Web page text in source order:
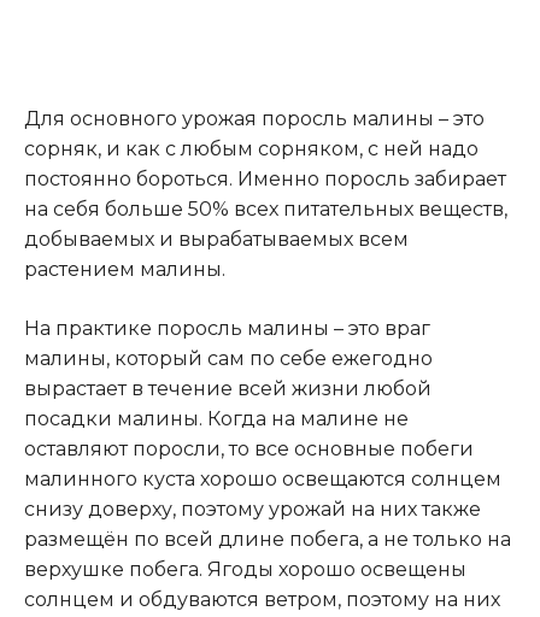
Для основного урожая поросль малины – это
сорняк, и как с любым сорняком, с ней надо
постоянно бороться. Именно поросль забирает
на себя больше 50% всех питательных веществ,
добываемых и вырабатываемых всем
растением малины.
На практике поросль малины – это враг
малины, который сам по себе ежегодно
вырастает в течение всей жизни любой
посадки малины. Когда на малине не
оставляют поросли, то все основные побеги
малинного куста хорошо освещаются солнцем
снизу доверху, поэтому урожай на них также
размещён по всей длине побега, а не только на
верхушке побега. Ягоды хорошо освещены
солнцем и обдуваются ветром, поэтому на них